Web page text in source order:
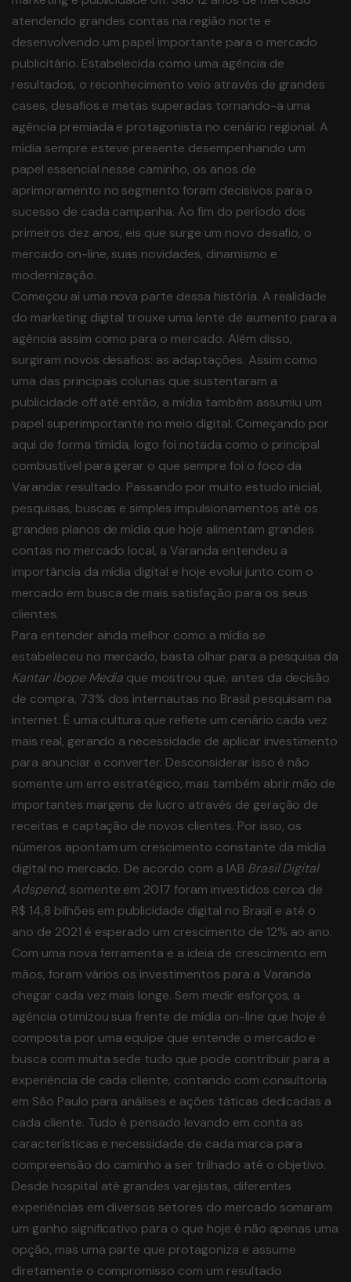
atendendo grandes contas na região norte e
desenvolvendo um papel importante para o mercado
publicitário. Estabelecida como uma agência de
resultados, o reconhecimento veio através de grandes
cases, desafios e metas superadas tornando-a uma
agência premiada e protagonista no cenário regional. A
mídia sempre esteve presente desempenhando um
papel essencial nesse caminho, os anos de
aprimoramento no segmento foram decisivos para o
sucesso de cada campanha. Ao fim do período dos
primeiros dez anos, eis que surge um novo desafio, o
mercado on-line, suas novidades, dinamismo e
modernização.
Começou aí uma nova parte dessa história. A realidade
do marketing digital trouxe uma lente de aumento para a
agência assim como para o mercado. Além disso,
surgiram novos desafios: as adaptações. Assim como
uma das principais colunas que sustentaram a
publicidade off até então, a mídia também assumiu um
papel superimportante no meio digital. Começando por
aqui de forma tímida, logo foi notada como o principal
combustível para gerar o que sempre foi o foco da
Varanda: resultado. Passando por muito estudo inicial,
pesquisas, buscas e simples impulsionamentos até os
grandes planos de mídia que hoje alimentam grandes
contas no mercado local, a Varanda entendeu a
importância da mídia digital e hoje evolui junto com o
mercado em busca de mais satisfação para os seus
clientes.
Para entender ainda melhor como a mídia se
estabeleceu no mercado, basta olhar para a pesquisa da
Kantar Ibope Media que mostrou que, antes da decisão
de compra, 73% dos internautas no Brasil pesquisam na
internet. É uma cultura que reflete um cenário cada vez
mais real, gerando a necessidade de aplicar investimento
para anunciar e converter. Desconsiderar isso é não
somente um erro estratégico, mas também abrir mão de
importantes margens de lucro através de geração de
receitas e captação de novos clientes. Por isso, os
números apontam um crescimento constante da mídia
digital no mercado. De acordo com a IAB Brasil Digital
Adspend, somente em 2017 foram investidos cerca de
R$ 14,8 bilhões em publicidade digital no Brasil e até o
ano de 2021 é esperado um crescimento de 12% ao ano.
Com uma nova ferramenta e a ideia de crescimento em
mãos, foram vários os investimentos para a Varanda
chegar cada vez mais longe. Sem medir esforços, a
agência otimizou sua frente de mídia on-line que hoje é
composta por uma equipe que entende o mercado e
busca com muita sede tudo que pode contribuir para a
experiência de cada cliente, contando com consultoria
em São Paulo para análises e ações táticas dedicadas a
cada cliente. Tudo é pensado levando em conta as
características e necessidade de cada marca para
compreensão do caminho a ser trilhado até o objetivo.
Desde hospital até grandes varejistas, diferentes
experiências em diversos setores do mercado somaram
um ganho significativo para o que hoje é não apenas uma
opção, mas uma parte que protagoniza e assume
diretamente o compromisso com um resultado